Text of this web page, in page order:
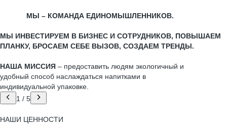
МЫ – КОМАНДА ЕДИНОМЫШЛЕННИКОВ.
МЫ ИНВЕСТИРУЕМ В БИЗНЕС И СОТРУДНИКОВ, ПОВЫШАЕМ
ПЛАНКУ, БРОСАЕМ СЕБЕ ВЫЗОВ, СОЗДАЕМ ТРЕНДЫ.
НАША МИССИЯ – предоставить людям экологичный и
удобный способ наслаждаться напитками в
индивидуальной упаковке.
1 / 5
НАШИ ЦЕННОСТИ